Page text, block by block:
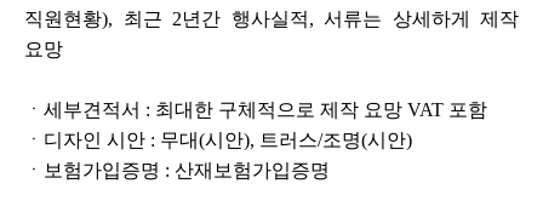
직원현황), 최근 2년간 행사실적, 서류는 상세하게 제작
요망
ㆍ세부견적서 : 최대한 구체적으로 제작 요망 VAT 포함
ㆍ디자인 시안 : 무대(시안), 트러스/조명(시안)
ㆍ보험가입증명 : 산재보험가입증명